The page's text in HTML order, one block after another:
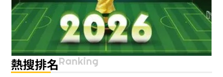
熱搜排名Ranking